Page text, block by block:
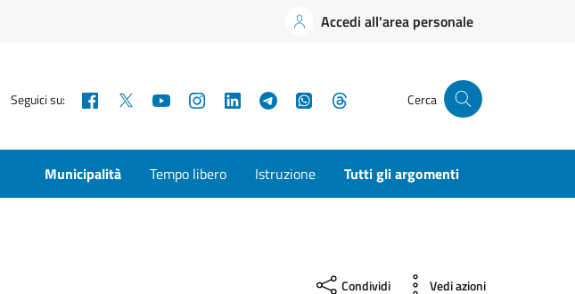
Accedi all'area personale
Seguici su: Facebook YouTubeInstagramLinkedInTelegramWhatsApp Cerca
Municipalità Tempo libero Istruzione Tutti gli argomenti
Condividi Vedi azioni